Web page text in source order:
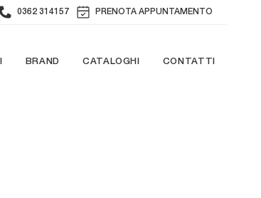
0362 314157 PRENOTA APPUNTAMENTO
BRAND CATALOGHI CONTATTI